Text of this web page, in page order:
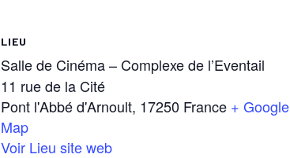
LIEU
Salle de Cinéma – Complexe de l’Eventail
11 rue de la Cité
Pont l'Abbé d'Arnoult, 17250 France + Google
Map
Voir Lieu site web